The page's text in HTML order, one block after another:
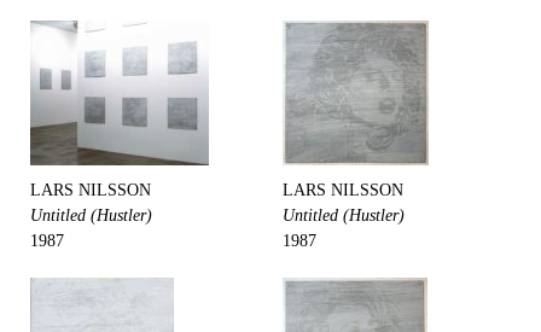
LARS NILSSON
Untitled (Hustler)
1987
LARS NILSSON
Untitled (Hustler)
1987